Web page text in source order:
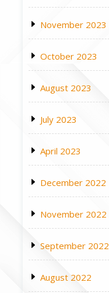
November 2023
October 2023
August 2023
July 2023
April 2023
December 2022
November 2022
September 2022
August 2022